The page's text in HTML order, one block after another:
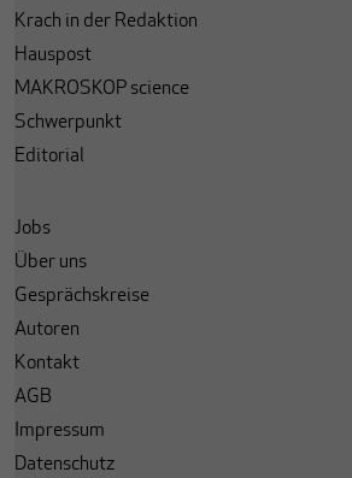
Krach in der Redaktion
Hauspost
MAKROSKOP science
Schwerpunkt
Editorial
Jobs
Über uns
Gesprächskreise
Autoren
Kontakt
AGB
Impressum
Datenschutz